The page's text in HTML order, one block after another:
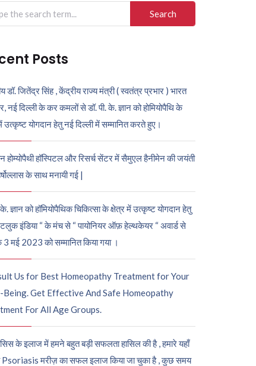
Posts
डॉ. जितेंद्र सिंह , केंद्रीय राज्य मंत्री ( स्वतंत्र प्रभार ) भारत
नई दिल्ली के कर कमलों से डॉ. पी. के. ज्ञान को होमियोपैथि के
उत्कृष्ट योगदान हेतु नई दिल्ली में सम्मानित करते हुए।
होम्योपैथी हॉस्पिटल और रिसर्च सेंटर में सैमुएल हैनीमेन की जयंती
के साथ मनायी गई |
के. ज्ञान को हॉमियोपैथिक चिकित्सा के क्षेत्र में उत्कृष्ट योगदान हेतु
इंडिया “ के मंच से “ पायोनियर ऑफ़ हेल्थकेयर “ अवार्ड से
3 मई 2023 को सम्मानित किया गया ।
Us for Best Homeopathy Treatment for Your
Get Effective And Safe Homeopathy
For All Age Groups.
के इलाज में हमने बहुत बड़ी सफलता हासिल की है , हमारे यहाँ
मरीज़ का सफल इलाज किया जा चुका है , कुछ समय